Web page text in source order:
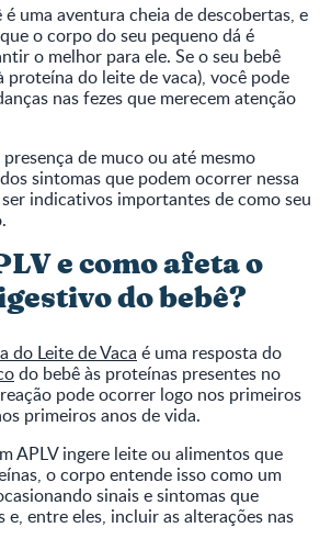
uma aventura cheia de descobertas, e
o corpo do seu pequeno dá é
o melhor para ele. Se o seu bebê
proteína do leite de vaca), você pode
nas fezes que merecem atenção
de muco ou até mesmo
sintomas que podem ocorrer nessa
indicativos importantes de como seu
e como afeta o
do bebê?
do Leite de Vaca é uma resposta do
do bebê às proteínas presentes no
pode ocorrer logo nos primeiros
primeiros anos de vida.
APLV ingere leite ou alimentos que
o corpo entende isso como um
sinais e sintomas que
e, entre eles, incluir as alterações nas